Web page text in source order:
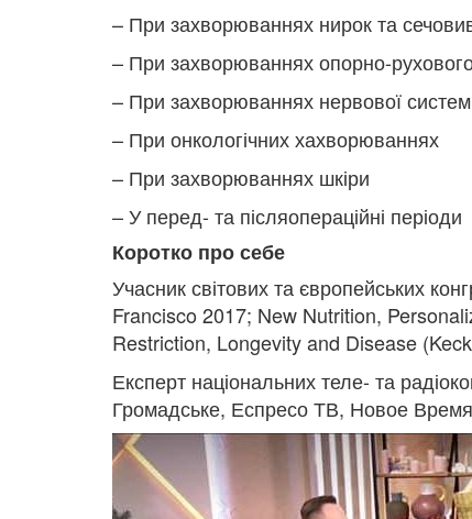
– При захворюваннях нирок та
– При захворюваннях опорно-
– При захворюваннях нервової
– При онкологічних хахворюваннях
– При захворюваннях шкіри
– У перед- та післяопераційні періоди
Коротко про себе
Учасник світових та європейських
Francisco 2017; New Nutrition,
Restriction, Longevity and Disease
Експерт національних теле- та
Громадське, Еспресо ТВ, Новое